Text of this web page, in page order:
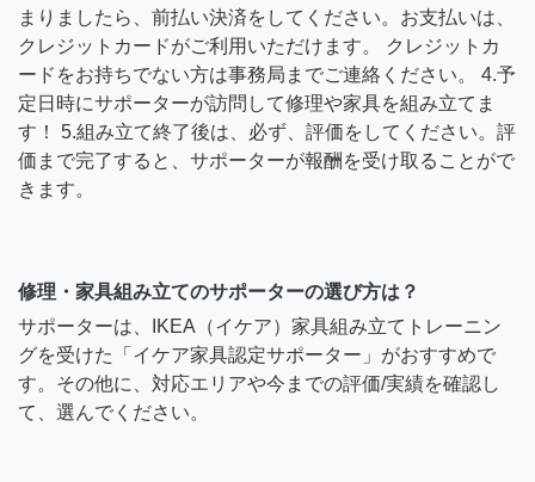
まりましたら、前払い決済をしてください。お支払いは、
クレジットカードがご利用いただけます。 クレジットカ
ードをお持ちでない方は事務局までご連絡ください。 4.予
定日時にサポーターが訪問して修理や家具を組み立てま
す！ 5.組み立て終了後は、必ず、評価をしてください。評
価まで完了すると、サポーターが報酬を受け取ることがで
きます。
修理・家具組み立てのサポーターの選び方は？
サポーターは、IKEA（イケア）家具組み立てトレーニン
グを受けた「イケア家具認定サポーター」がおすすめで
す。その他に、対応エリアや今までの評価/実績を確認し
て、選んでください。